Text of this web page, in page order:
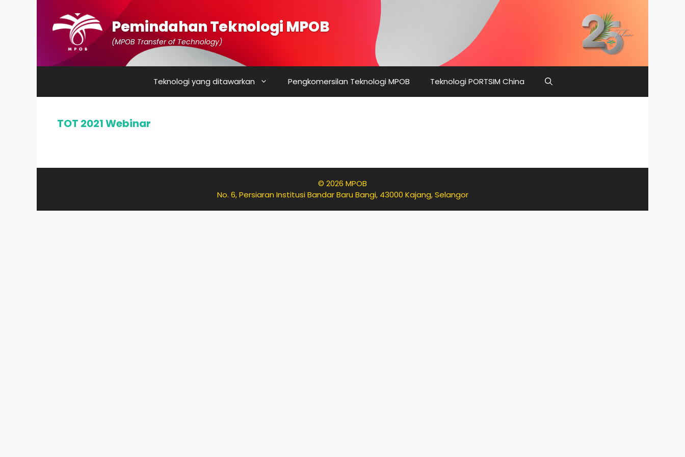
Pemindahan Teknologi MPOB
(MPOB Transfer of Technology)
Teknologi yang ditawarkan Pengkomersilan Teknologi MPOB Teknologi PORTSIM China
TOT 2021 Webinar
© 2026 MPOB
No. 6, Persiaran Institusi Bandar Baru Bangi, 43000 Kajang, Selangor